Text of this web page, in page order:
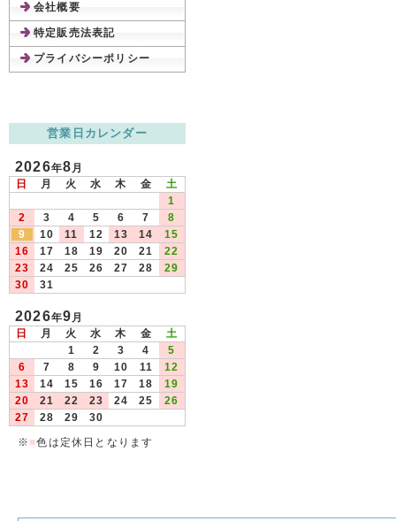
会社概要
特定販売法表記
プライバシーポリシー
営業日カレンダー
2026年8月
日
月 火 水 木 金
土
1
2
3 4 5 6 7
8
9
10 11 12 13 14
15
16
17 18 19 20 21
22
23
24 25 26 27 28
29
30
31
2026年9月
日
月 火 水 木 金
土
1
2 3 4
5
6
7 8 9 10 11
12
13
14 15 16 17 18
19
20
21 22 23 24 25
26
27
28 29
30
※ ■色は定休日となります